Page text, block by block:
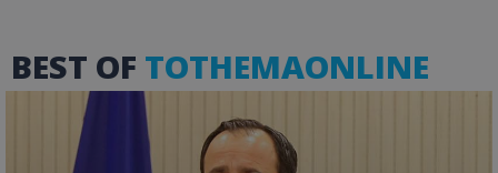
BEST OF TOTHEMAONLINE
usprivacy